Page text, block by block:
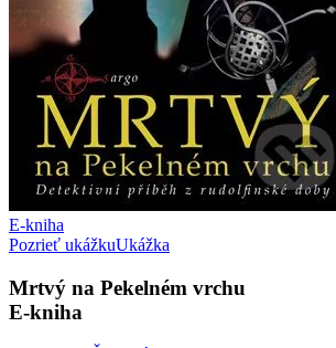
E-kniha
Pozrieť ukážkuUkážka
Mrtvý na Pekelném vrchu
E-kniha